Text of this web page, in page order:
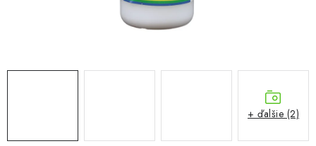
Podmienky o ochrane osobných údajov
+ ďalšie (2)